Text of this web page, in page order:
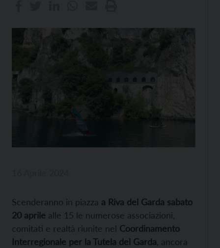
Scenderanno in piazza a Riva del Garda sabato
20 aprile alle 15 le numerose associazioni,
comitati e realtà riunite nel Coordinamento
Interregionale per la Tutela del Garda , ancora